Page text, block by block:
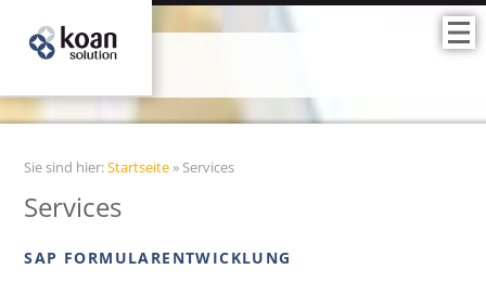
Sie sind hier:Startseite » Services
Services
SAP FORMULARENTWICKLUNG